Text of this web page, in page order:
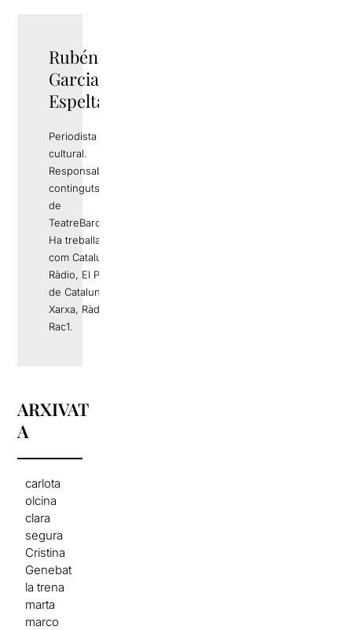
Rubén
Garcia
Espelta
Periodista i gestor
cultural.
Responsable de
continguts editorials
de
TeatreBarcelona.com
Ha treballat a mitjans
com Catalunya
Ràdio, El Periódico
de Catalunya, La
Xarxa, Ràdio 4 o
Rac1.
ARXIVAT
A
carlota
olcina
clara
segura
Cristina
Genebat
la trena
marta
marco